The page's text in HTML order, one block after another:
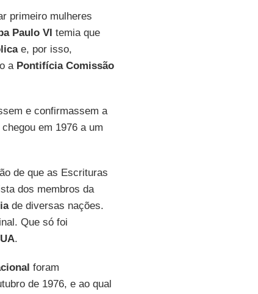
primeiro mulheres
Paulo VI temia que
e, por isso,
a Pontifícia Comissão
e confirmassem a
em 1976 a um
de que as Escrituras
dos membros da
de diversas nações.
Que só foi
.
foram
de 1976, e ao qual